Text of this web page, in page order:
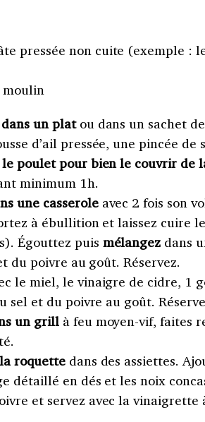
pressée non cuite (exemple :
un platou dans un sachet
d’ail pressée, une pincée de
le poulet pour bien le couvrir de
minimum 1h.
une casseroleavec 2 fois son
à ébullition et laissez cuire
Égouttez puis mélangez dans
du poivre au goût. Réservez.
le miel, le vinaigre de cidre, 1
sel et du poivre au goût.
un grillà feu moyen-vif, faites
roquettedans des assiettes.
détaillé en dés et les noix
et servez avec la vinaigrette